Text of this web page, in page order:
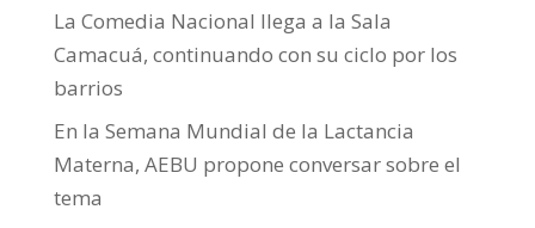
La Comedia Nacional llega a la Sala
Camacuá, continuando con su ciclo por los
barrios
En la Semana Mundial de la Lactancia
Materna, AEBU propone conversar sobre el
tema